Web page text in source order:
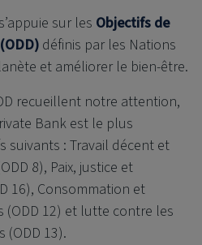
sur les Objectifs de
définis par les Nations
et améliorer le bien-être.
recueillent notre attention,
Bank est le plus
suivants : Travail décent et
8), Paix, justice et
16), Consommation et
12) et lutte contre les
(ODD 13).